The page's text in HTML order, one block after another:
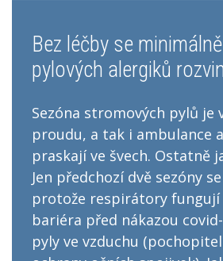
Bez léčby se
pylových alergiků
Sezóna stromových pylů je
proudu, a tak i ambulance
praskají ve švech. Ostatně
Jen předchozí dvě sezóny
protože respirátory fungují
bariéra před nákazou
pyly ve vzduchu